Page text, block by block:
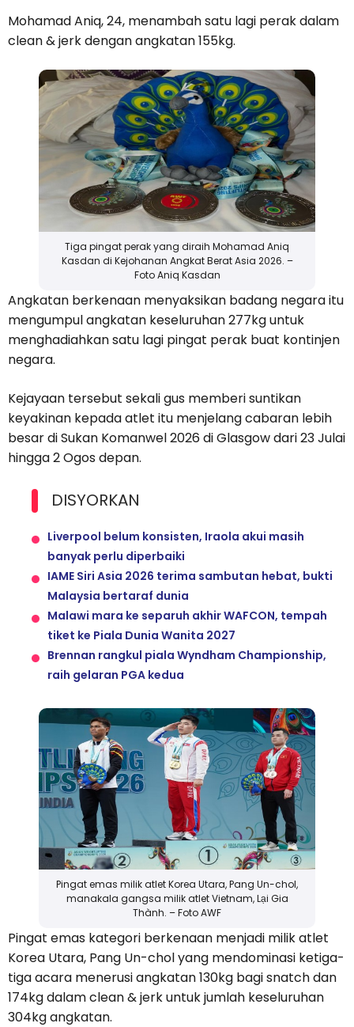
Mohamad Aniq, 24, menambah satu lagi perak dalam
clean & jerk dengan angkatan 155kg.
Tiga pingat perak yang diraih Mohamad Aniq
Kasdan di Kejohanan Angkat Berat Asia 2026. –
Foto Aniq Kasdan
Angkatan berkenaan menyaksikan badang negara itu
mengumpul angkatan keseluruhan 277kg untuk
menghadiahkan satu lagi pingat perak buat kontinjen
negara.
Kejayaan tersebut sekali gus memberi suntikan
keyakinan kepada atlet itu menjelang cabaran lebih
besar di Sukan Komanwel 2026 di Glasgow dari 23 Julai
hingga 2 Ogos depan.
DISYORKAN
Liverpool belum konsisten, Iraola akui masih
banyak perlu diperbaiki
IAME Siri Asia 2026 terima sambutan hebat, bukti
Malaysia bertaraf dunia
Malawi mara ke separuh akhir WAFCON, tempah
tiket ke Piala Dunia Wanita 2027
Brennan rangkul piala Wyndham Championship,
raih gelaran PGA kedua
Pingat emas milik atlet Korea Utara, Pang Un-chol,
manakala gangsa milik atlet Vietnam, Lại Gia
Thành. – Foto AWF
Pingat emas kategori berkenaan menjadi milik atlet
Korea Utara, Pang Un-chol yang mendominasi ketiga-
tiga acara menerusi angkatan 130kg bagi snatch dan
174kg dalam clean & jerk untuk jumlah keseluruhan
304kg angkatan.